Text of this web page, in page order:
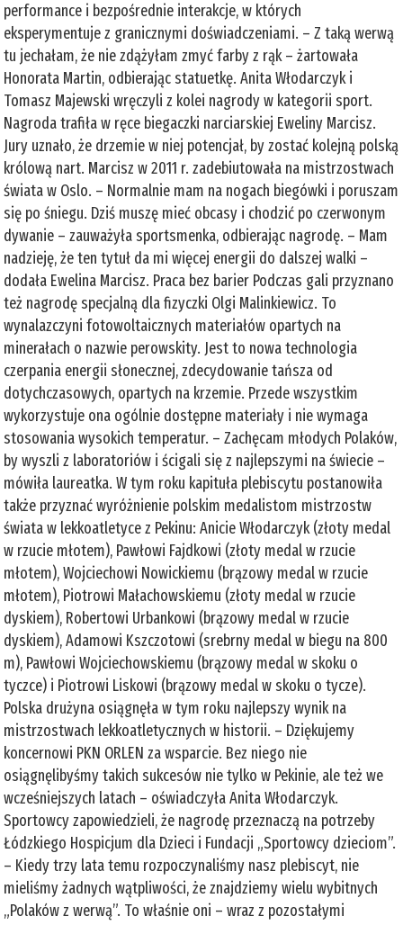
performance i bezpośrednie interakcje, w których
eksperymentuje z granicznymi doświadczeniami. – Z taką werwą
tu jechałam, że nie zdążyłam zmyć farby z rąk – żartowała
Honorata Martin, odbierając statuetkę. Anita Włodarczyk i
Tomasz Majewski wręczyli z kolei nagrody w kategorii sport.
Nagroda trafiła w ręce biegaczki narciarskiej Eweliny Marcisz.
Jury uznało, że drzemie w niej potencjał, by zostać kolejną polską
królową nart. Marcisz w 2011 r. zadebiutowała na mistrzostwach
świata w Oslo. – Normalnie mam na nogach biegówki i poruszam
się po śniegu. Dziś muszę mieć obcasy i chodzić po czerwonym
dywanie – zauważyła sportsmenka, odbierając nagrodę. – Mam
nadzieję, że ten tytuł da mi więcej energii do dalszej walki –
dodała Ewelina Marcisz. Praca bez barier Podczas gali przyznano
też nagrodę specjalną dla fizyczki Olgi Malinkiewicz. To
wynalazczyni fotowoltaicznych materiałów opartych na
minerałach o nazwie perowskity. Jest to nowa technologia
czerpania energii słonecznej, zdecydowanie tańsza od
dotychczasowych, opartych na krzemie. Przede wszystkim
wykorzystuje ona ogólnie dostępne materiały i nie wymaga
stosowania wysokich temperatur. – Zachęcam młodych Polaków,
by wyszli z laboratoriów i ścigali się z najlepszymi na świecie –
mówiła laureatka. W tym roku kapituła plebiscytu postanowiła
także przyznać wyróżnienie polskim medalistom mistrzostw
świata w lekkoatletyce z Pekinu: Anicie Włodarczyk (złoty medal
w rzucie młotem), Pawłowi Fajdkowi (złoty medal w rzucie
młotem), Wojciechowi Nowickiemu (brązowy medal w rzucie
młotem), Piotrowi Małachowskiemu (złoty medal w rzucie
dyskiem), Robertowi Urbankowi (brązowy medal w rzucie
dyskiem), Adamowi Kszczotowi (srebrny medal w biegu na 800
m), Pawłowi Wojciechowskiemu (brązowy medal w skoku o
tyczce) i Piotrowi Liskowi (brązowy medal w skoku o tycze).
Polska drużyna osiągnęła w tym roku najlepszy wynik na
mistrzostwach lekkoatletycznych w historii. – Dziękujemy
koncernowi PKN ORLEN za wsparcie. Bez niego nie
osiągnęlibyśmy takich sukcesów nie tylko w Pekinie, ale też we
wcześniejszych latach – oświadczyła Anita Włodarczyk.
Sportowcy zapowiedzieli, że nagrodę przeznaczą na potrzeby
Łódzkiego Hospicjum dla Dzieci i Fundacji „Sportowcy dzieciom”.
– Kiedy trzy lata temu rozpoczynaliśmy nasz plebiscyt, nie
mieliśmy żadnych wątpliwości, że znajdziemy wielu wybitnych
„Polaków z werwą”. To właśnie oni – wraz z pozostałymi